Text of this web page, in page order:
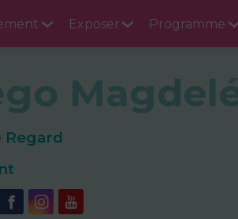
Exposer Programme
Regard